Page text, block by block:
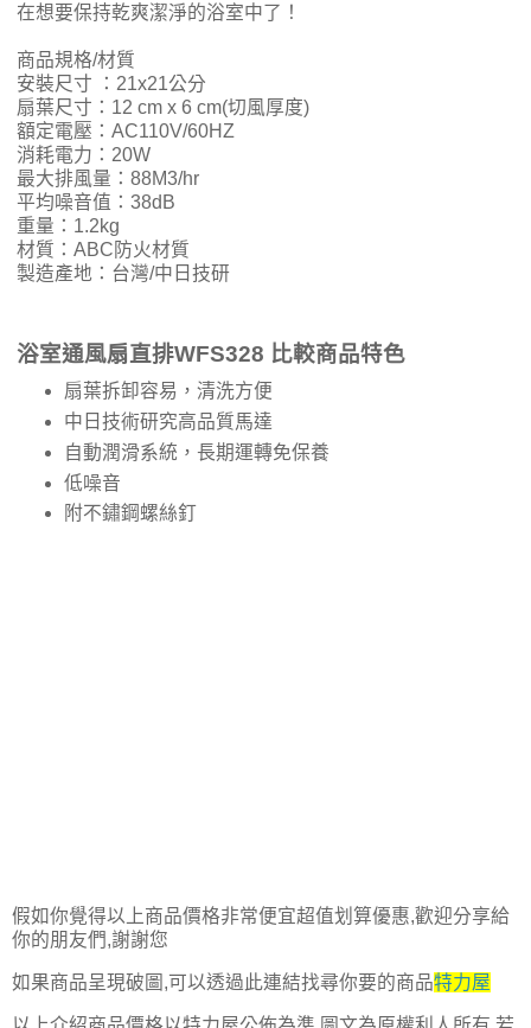
在想要保持乾爽潔淨的浴室中了！
商品規格/材質
安裝尺寸 ：21x21公分
扇葉尺寸：12 cm x 6 cm(切風厚度)
額定電壓：AC110V/60HZ
消耗電力：20W
最大排風量：88M3/hr
平均噪音值：38dB
重量：1.2kg
材質：ABC防火材質
製造產地：台灣/中日技研
浴室通風扇直排WFS328 比較商品特色
扇葉拆卸容易，清洗方便
中日技術研究高品質馬達
自動潤滑系統，長期運轉免保養
低噪音
附不鏽鋼螺絲釘
假如你覺得以上商品價格非常便宜超值划算優惠,歡迎分享給
你的朋友們,謝謝您
如果商品呈現破圖,可以透過此連結找尋你要的商品特力屋